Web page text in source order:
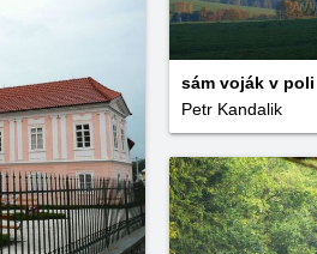
sám voják v poli
Petr Kandalik